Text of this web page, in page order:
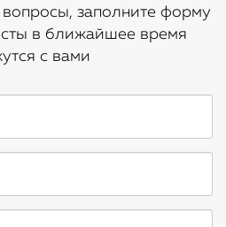
вопросы, заполните форму
в ближайшее время
с вами